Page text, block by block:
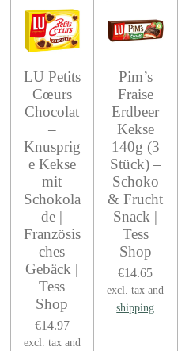
LU Petits
Cœurs
Chocolat
–
Knusprig
e Kekse
mit
Schokola
de |
Französis
ches
Gebäck |
Tess
Shop
€14.97
excl. tax and
Pim’s
Fraise
Erdbeer
Kekse
140g (3
Stück) –
Schoko
& Frucht
Snack |
Tess
Shop
€14.65
excl. tax and
shipping